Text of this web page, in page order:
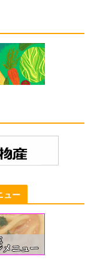
ュー